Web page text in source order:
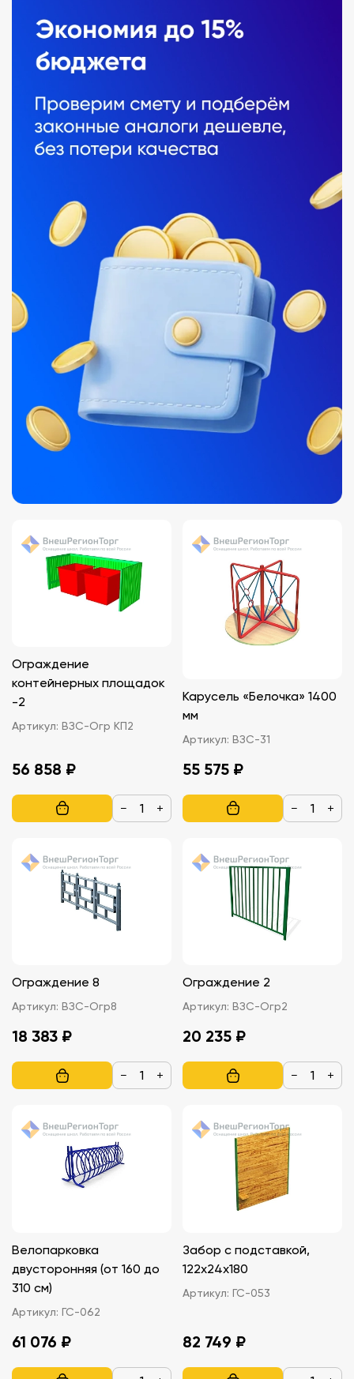
Ограждение
контейнерных площадок
-2
Артикул: ВЗС-Огр КП2
56 858 ₽
− +
Карусель «Белочка» 1400
мм
Артикул: ВЗС-31
55 575 ₽
− +
Ограждение 8
Артикул: ВЗС-Огр8
18 383 ₽
− +
Ограждение 2
Артикул: ВЗС-Огр2
20 235 ₽
− +
Велопарковка
двусторонняя (от 160 до
310 см)
Артикул: ГС-062
61 076 ₽
Забор с подставкой,
122х24х180
Артикул: ГС-053
82 749 ₽